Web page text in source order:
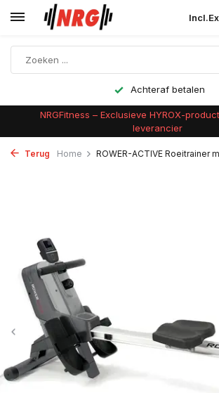
Incl.
Achteraf betalen
NRGFitness – Exclusieve HYROX-
leverancier
Terug Home ROWER-ACTIVE Roeitrainer